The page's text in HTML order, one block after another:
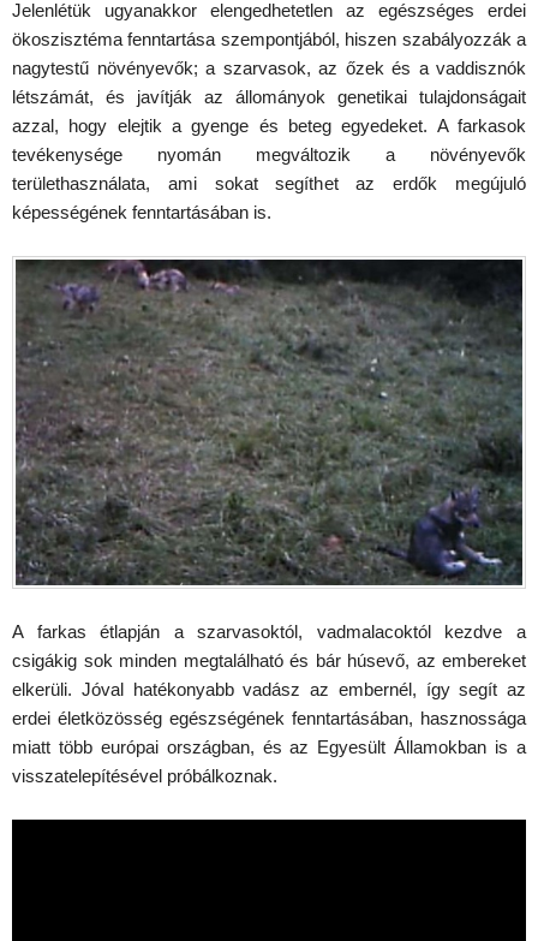
Jelenlétük ugyanakkor elengedhetetlen az egészséges erdei
ökoszisztéma fenntartása szempontjából, hiszen szabályozzák a
nagytestű növényevők; a szarvasok, az őzek és a vaddisznók
létszámát, és javítják az állományok genetikai tulajdonságait
azzal, hogy elejtik a gyenge és beteg egyedeket. A farkasok
tevékenysége nyomán megváltozik a növényevők
területhasználata, ami sokat segíthet az erdők megújuló
képességének fenntartásában is.
A farkas étlapján a szarvasoktól, vadmalacoktól kezdve a
csigákig sok minden megtalálható és bár húsevő, az embereket
elkerüli. Jóval hatékonyabb vadász az embernél, így segít az
erdei életközösség egészségének fenntartásában, hasznossága
miatt több európai országban, és az Egyesült Államokban is a
visszatelepítésével próbálkoznak.